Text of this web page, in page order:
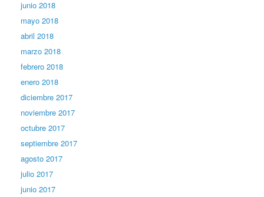
junio 2018
mayo 2018
abril 2018
marzo 2018
febrero 2018
enero 2018
diciembre 2017
noviembre 2017
octubre 2017
septiembre 2017
agosto 2017
julio 2017
junio 2017